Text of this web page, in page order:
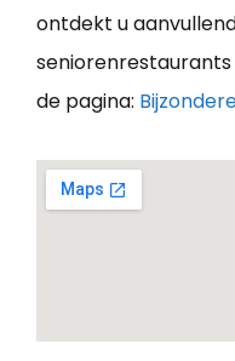
ontdekt u
seniorenrestaurants
de pagina: